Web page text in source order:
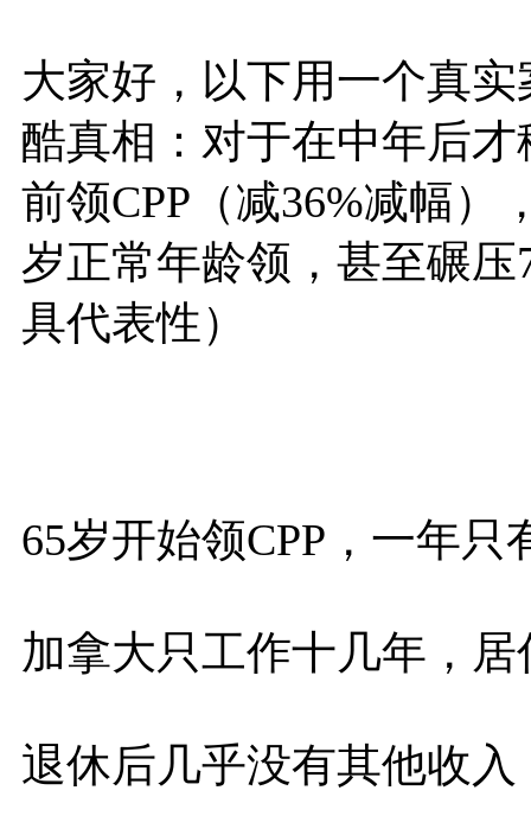
大家好，以下用一个真
酷真相：对于在中年后
前领CPP（减36%减幅）
岁正常年龄领，甚至碾
具代表性）
65岁开始领CPP，一年只
加拿大只工作十几年，居
退休后几乎没有其他收